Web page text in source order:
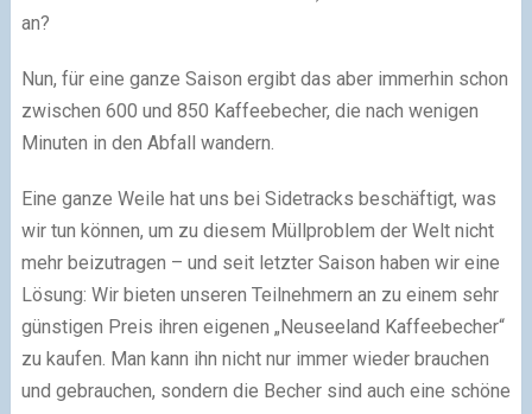
an?
Nun, für eine ganze Saison ergibt das aber immerhin schon
zwischen 600 und 850 Kaffeebecher, die nach wenigen
Minuten in den Abfall wandern.
Eine ganze Weile hat uns bei Sidetracks beschäftigt, was
wir tun können, um zu diesem Müllproblem der Welt nicht
mehr beizutragen – und seit letzter Saison haben wir eine
Lösung: Wir bieten unseren Teilnehmern an zu einem sehr
günstigen Preis ihren eigenen „Neuseeland Kaffeebecher“
zu kaufen. Man kann ihn nicht nur immer wieder brauchen
und gebrauchen, sondern die Becher sind auch eine schöne